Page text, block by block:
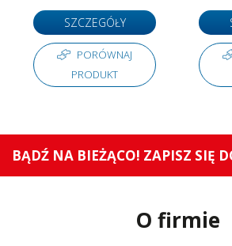
SZCZEGÓŁY
PORÓWNAJ
PRODUKT
BĄDŹ NA BIEŻĄCO! ZAPISZ SIĘ
O firmie